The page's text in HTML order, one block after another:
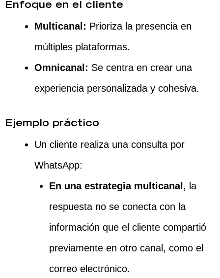
Enfoque en el cliente
Multicanal: Prioriza la presencia en
múltiples plataformas.
Omnicanal: Se centra en crear una
experiencia personalizada y cohesiva.
Ejemplo práctico
Un cliente realiza una consulta por
WhatsApp:
En una estrategia multicanal , la
respuesta no se conecta con la
información que el cliente compartió
previamente en otro canal, como el
correo electrónico.